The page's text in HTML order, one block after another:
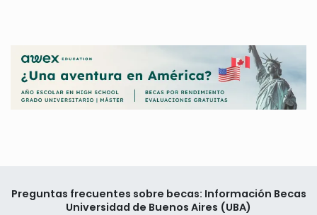
Preguntas frecuentes sobre becas: Información Becas
Universidad de Buenos Aires (UBA)